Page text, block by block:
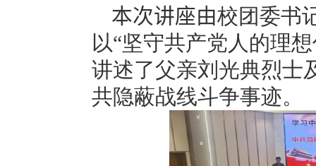
本次讲座由校团委书
以“坚守共产党人的理
讲述了父亲刘光典烈士
共隐蔽战线斗争事迹。